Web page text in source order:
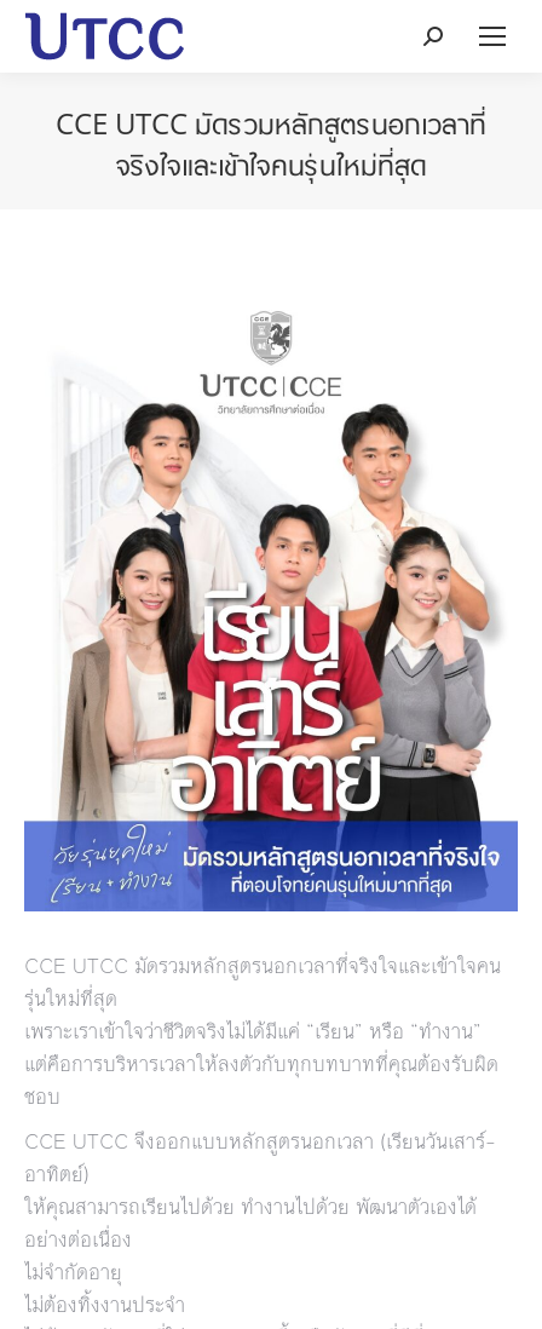
Search:
CCE UTCC มัดรวมหลักสูตรนอกเวลาที่
จริงใจและเข้าใจคนรุ่นใหม่ที่สุด
CCE UTCC มัดรวมหลักสูตรนอกเวลาที่จริงใจและเข้าใจคน
รุ่นใหม่ที่สุด
เพราะเราเข้าใจว่าชีวิตจริงไม่ได้มีแค่ “เรียน” หรือ “ทำงาน”
แต่คือการบริหารเวลาให้ลงตัวกับทุกบทบาทที่คุณต้องรับผิด
ชอบ
CCE UTCC จึงออกแบบหลักสูตรนอกเวลา (เรียนวันเสาร์–
อาทิตย์)
ให้คุณสามารถเรียนไปด้วย ทำงานไปด้วย พัฒนาตัวเองได้
อย่างต่อเนื่อง
ไม่จำกัดอายุ
ไม่ต้องทิ้งงานประจำ